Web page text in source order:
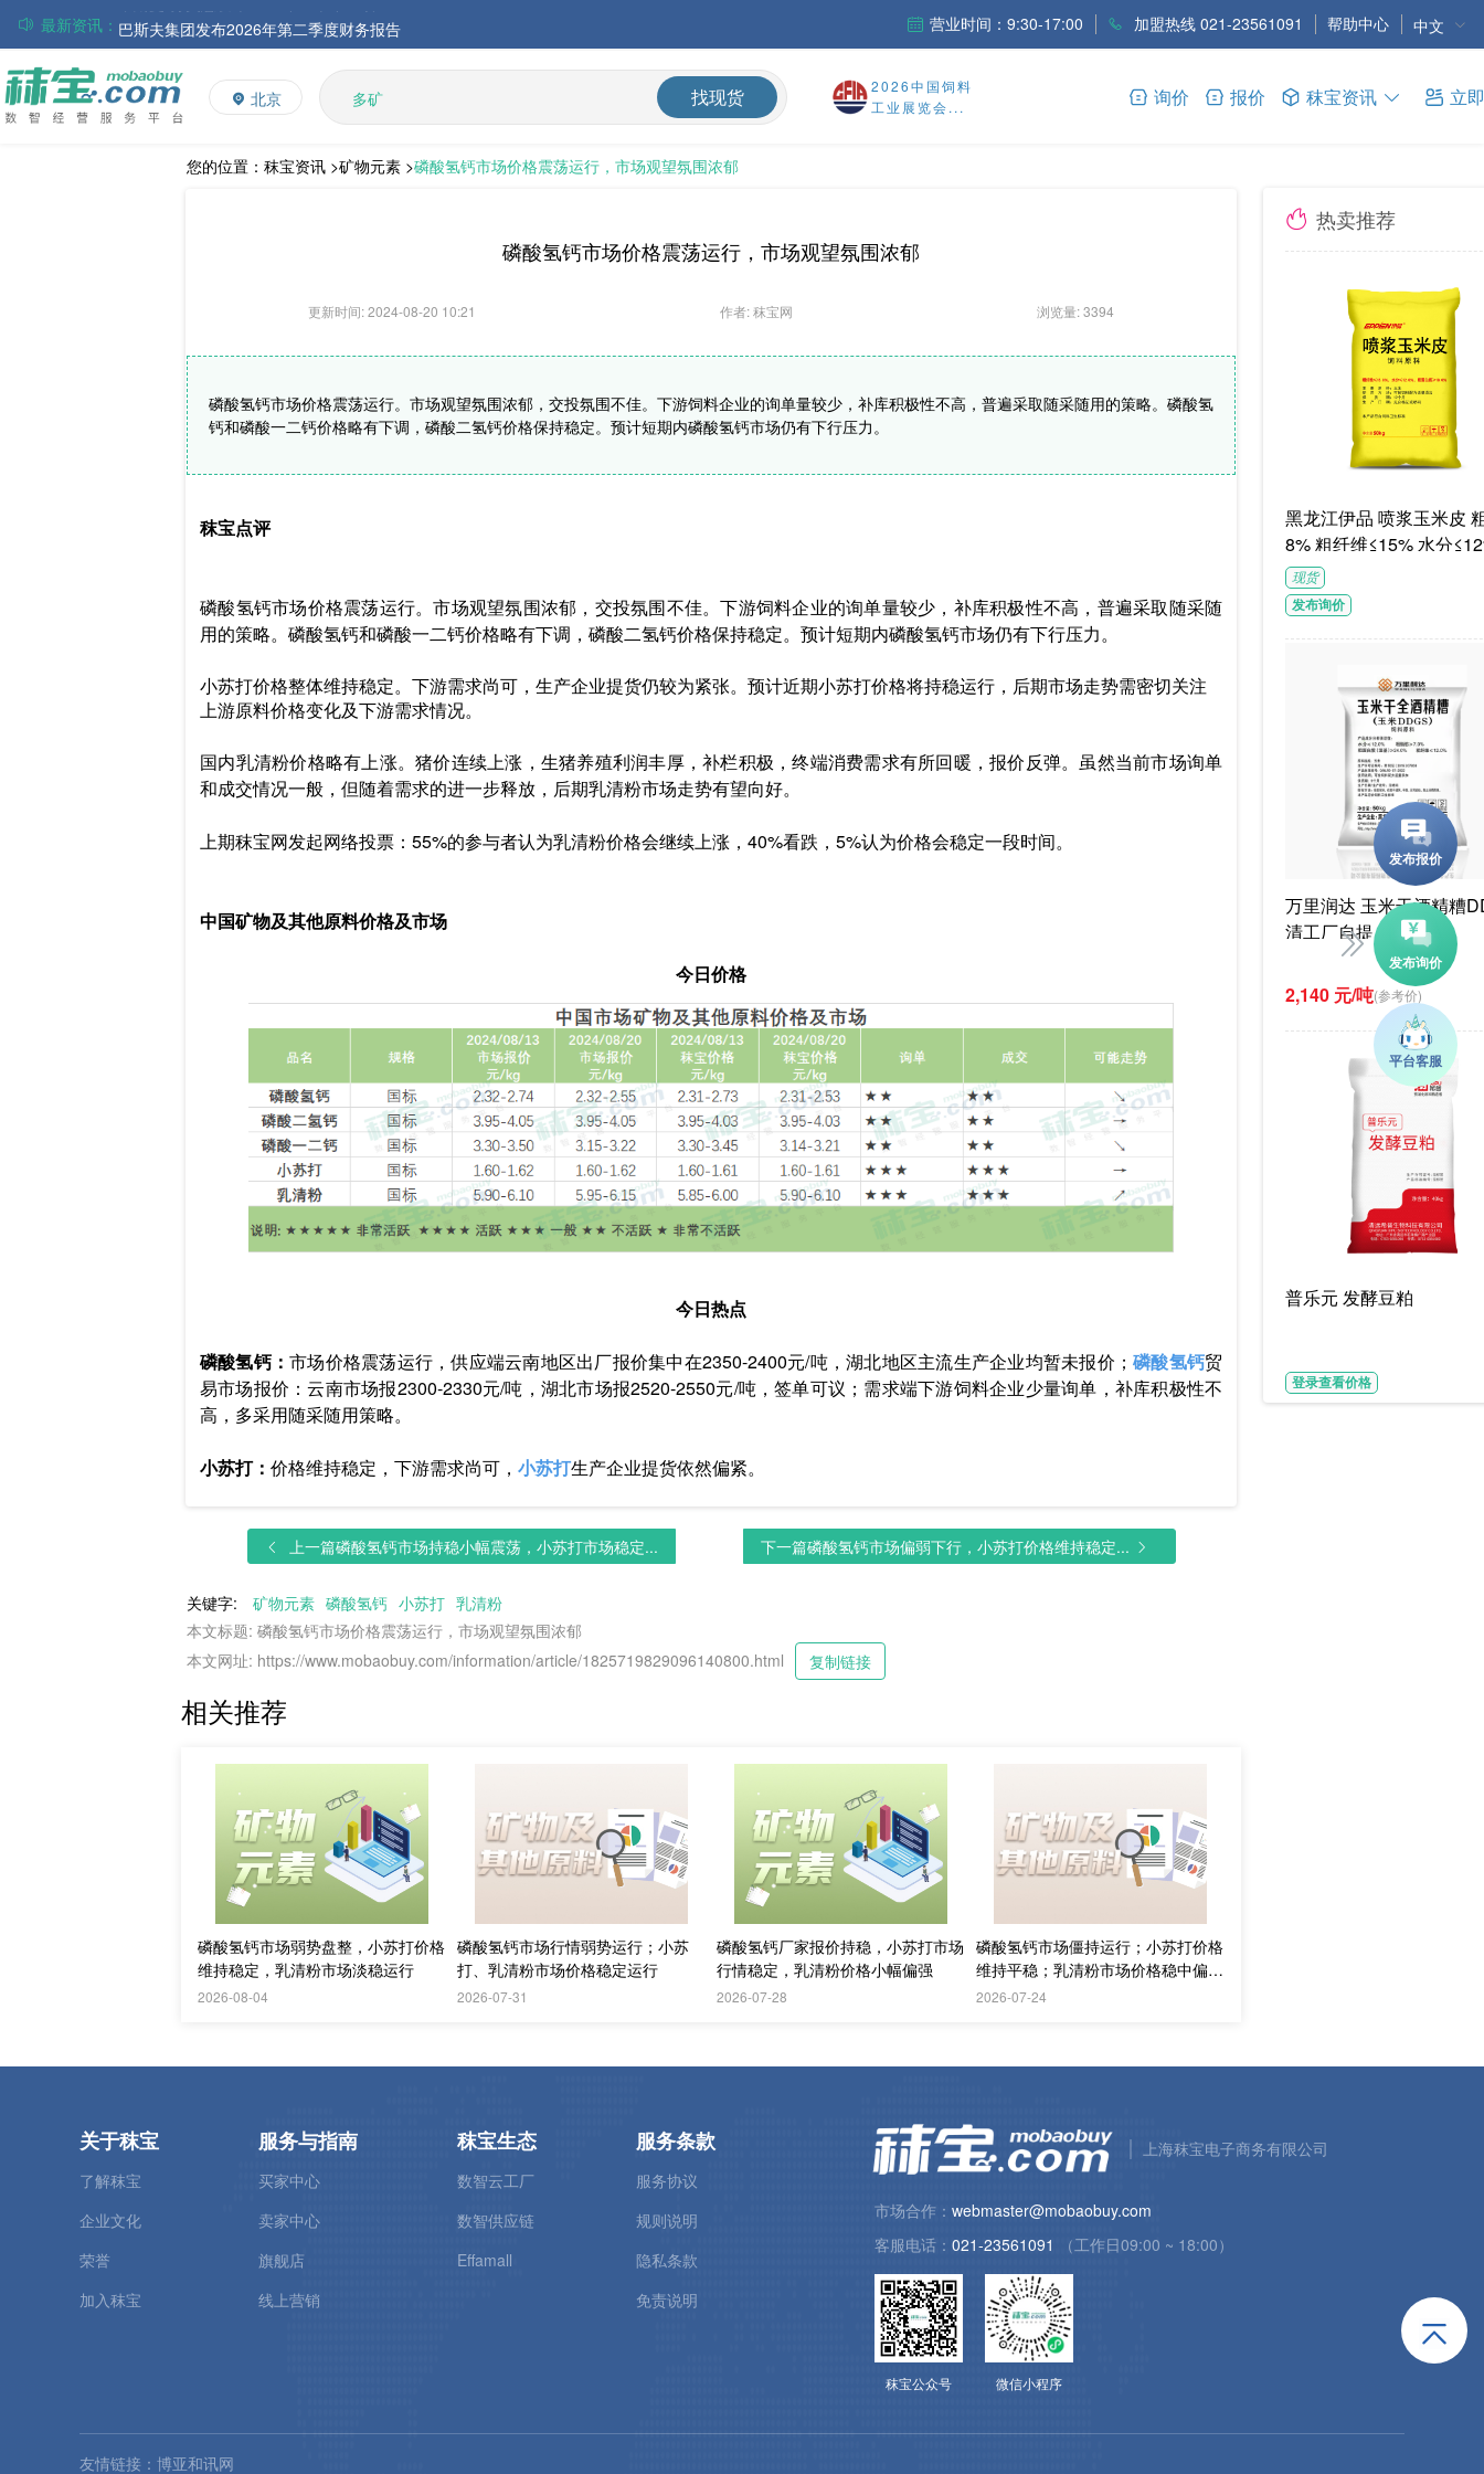
最新资讯： 巴斯夫集团发布2026年第二季度财务报告
丸红株式会社发布截至2026年6月30日前3个月的合并财务报告
住友化学公布2026财年第一季度业绩
大成食品：2026年半年度毛利3.32亿元，同比上升8.9%
ADM发布2026年第二季度财务业绩
赢创发布2026年第二季度财务业绩
营业时间：9:30-17:00 加盟热线 021-23561091 帮助中心 中文
北京
L-赖氨酸硫酸盐
多维
维生素
饲料添加剂
找现货
2026中国饲料
工业展览会...
询价 报价 秣宝资讯 立
您的位置： 秣宝资讯 >矿物元素 >磷酸氢钙市场价格震荡运行，市场观望氛围浓郁
磷酸氢钙市场价格震荡运行，市场观望氛围浓郁
更新时间: 2024-08-20 10:21 作者: 秣宝网 浏览量: 3394
磷酸氢钙市场价格震荡运行。市场观望氛围浓郁，交投氛围不佳。下游饲料企业的询单量较少，补库积极性不高，普遍采取随采随用的策略。磷酸氢
钙和磷酸一二钙价格略有下调，磷酸二氢钙价格保持稳定。预计短期内磷酸氢钙市场仍有下行压力。
秣宝点评
磷酸氢钙市场价格震荡运行。市场观望氛围浓郁，交投氛围不佳。下游饲料企业的询单量较少，补库积极性不高，普遍采取随采随
用的策略。磷酸氢钙和磷酸一二钙价格略有下调，磷酸二氢钙价格保持稳定。预计短期内磷酸氢钙市场仍有下行压力。
小苏打价格整体维持稳定。下游需求尚可，生产企业提货仍较为紧张。预计近期小苏打价格将持稳运行，后期市场走势需密切关注
上游原料价格变化及下游需求情况。
国内乳清粉价格略有上涨。猪价连续上涨，生猪养殖利润丰厚，补栏积极，终端消费需求有所回暖，报价反弹。虽然当前市场询单
和成交情况一般，但随着需求的进一步释放，后期乳清粉市场走势有望向好。
上期秣宝网发起网络投票：55%的参与者认为乳清粉价格会继续上涨，40%看跌，5%认为价格会稳定一段时间。
中国矿物及其他原料价格及市场
今日价格
今日热点
磷酸氢钙：市场价格震荡运行，供应端云南地区出厂报价集中在2350-2400元/吨，湖北地区主流生产企业均暂未报价； 磷酸氢钙贸
易市场报价：云南市场报2300-2330元/吨，湖北市场报2520-2550元/吨，签单可议；需求端下游饲料企业少量询单，补库积极性不
高，多采用随采随用策略。
小苏打： 价格维持稳定，下游需求尚可， 小苏打生产企业提货依然偏紧。
上一篇磷酸氢钙市场持稳小幅震荡，小苏打市场稳定... 下一篇磷酸氢钙市场偏弱下行，小苏打价格维持稳定...
关键字: 矿物元素 磷酸氢钙 小苏打 乳清粉
本文标题: 磷酸氢钙市场价格震荡运行，市场观望氛围浓郁
本文网址: https://www.mobaobuy.com/information/article/1825719829096140800.html
复制链接
相关推荐
磷酸氢钙市场弱势盘整，小苏打价格
维持稳定，乳清粉市场淡稳运行
2026-08-04
磷酸氢钙市场行情弱势运行；小苏
打、乳清粉市场价格稳定运行
2026-07-31
磷酸氢钙厂家报价持稳，小苏打市场
行情稳定，乳清粉价格小幅偏强
2026-07-28
磷酸氢钙市场僵持运行；小苏打价格
维持平稳；乳清粉市场价格稳中偏强
运行
2026-07-24
热卖推荐
黑龙江伊品 喷浆玉米皮 粗蛋白≥1
8% 粗纤维≤15% 水分
G/袋饲料级褐色或浅褐
体
现货
发布询价
万里润达 玉米干酒精糟
清工厂自提
2,140 元/吨(参考价)
普乐元 发酵豆粕
登录查看价格
关于秣宝
了解秣宝
企业文化
荣誉
加入秣宝
服务与指南
买家中心
卖家中心
旗舰店
线上营销
秣宝生态
数智云工厂
数智供应链
Effamall
服务条款
服务协议
规则说明
隐私条款
免责说明
上海秣宝电子商务有限公司
市场合作： webmaster@mobaobuy.com
客服电话： 021-23561091 （工作日09:00 ~ 18:00）
秣宝公众号 微信小程序
友情链接： 博亚和讯网